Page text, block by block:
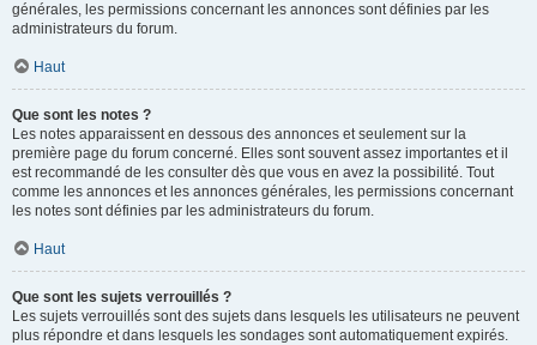
générales, les permissions concernant les annonces sont définies par les
administrateurs du forum.
Haut
Que sont les notes ?
Les notes apparaissent en dessous des annonces et seulement sur la
première page du forum concerné. Elles sont souvent assez importantes et il
est recommandé de les consulter dès que vous en avez la possibilité. Tout
comme les annonces et les annonces générales, les permissions concernant
les notes sont définies par les administrateurs du forum.
Haut
Que sont les sujets verrouillés ?
Les sujets verrouillés sont des sujets dans lesquels les utilisateurs ne peuvent
plus répondre et dans lesquels les sondages sont automatiquement expirés.